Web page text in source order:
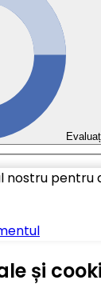
nostru pentru
și